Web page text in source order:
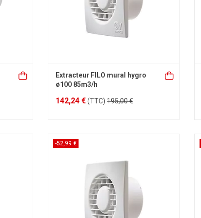
Extracteur FILO mural hygro
ø100 85m3/h
142,24 €(TTC) 195,00 €
-52,99 €